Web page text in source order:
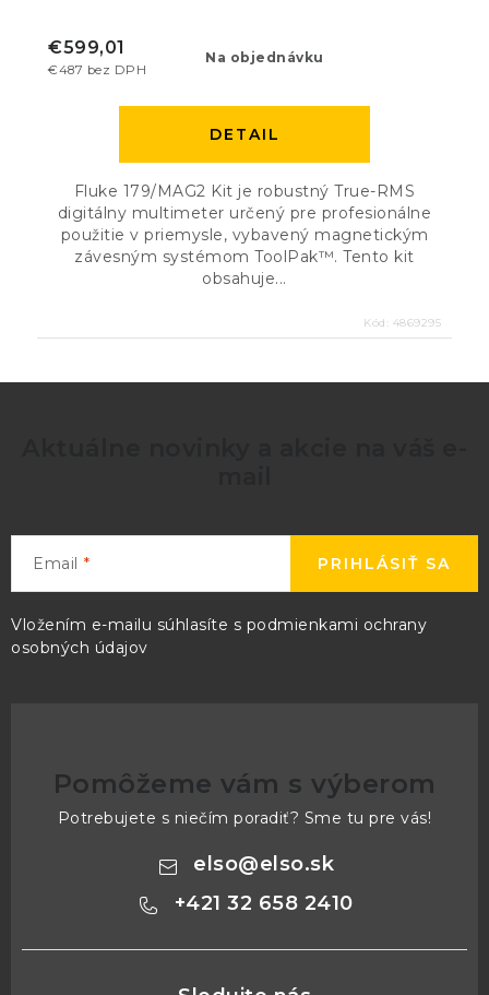
Na objednávku
€487 bez DPH
€599,01
DETAIL
Fluke 179/MAG2 Kit je robustný True-RMS
digitálny multimeter určený pre profesionálne
použitie v priemysle, vybavený magnetickým
závesným systémom ToolPak™. Tento kit
obsahuje...
Kód: 4869295
Email
Vložením e-mailu súhlasíte s podmienkami ochrany
osobných údajov
PRIHLÁSIŤ SA
Pomôžeme vám s výberom
Potrebujete s niečím poradiť? Sme tu pre vás!
elso@elso.sk
+421 32 658 2410